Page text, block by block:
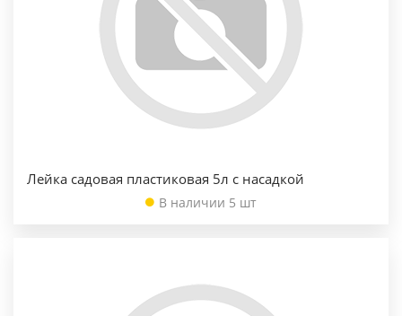
Лейка садовая пластиковая 5л с насадкой
В наличии 5 шт